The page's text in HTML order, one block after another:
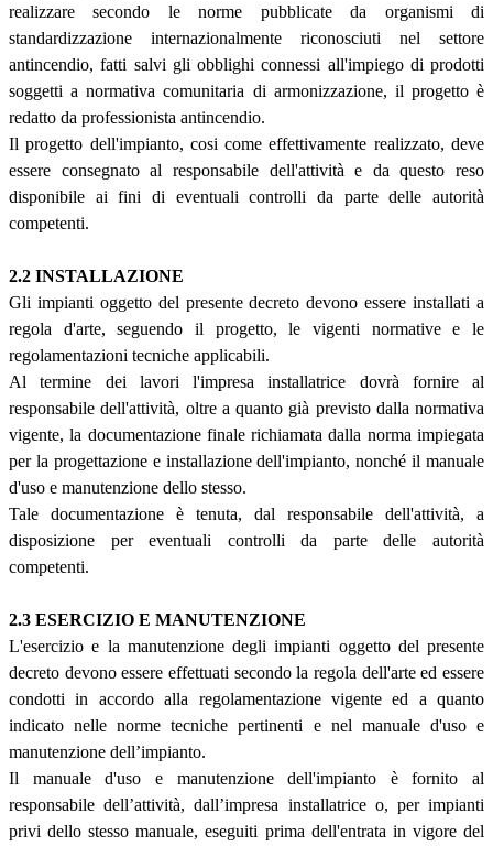
realizzare secondo le norme pubblicate da organismi di
standardizzazione internazionalmente riconosciuti nel settore
antincendio, fatti salvi gli obblighi connessi all'impiego di prodotti
soggetti a normativa comunitaria di armonizzazione, il progetto è
redatto da professionista antincendio.
Il progetto dell'impianto, cosi come effettivamente realizzato, deve
essere consegnato al responsabile dell'attività e da questo reso
disponibile ai fini di eventuali controlli da parte delle autorità
competenti.
2.2 INSTALLAZIONE
Gli impianti oggetto del presente decreto devono essere installati a
regola d'arte, seguendo il progetto, le vigenti normative e le
regolamentazioni tecniche applicabili.
Al termine dei lavori l'impresa installatrice dovrà fornire al
responsabile dell'attività, oltre a quanto già previsto dalla normativa
vigente, la documentazione finale richiamata dalla norma impiegata
per la progettazione e installazione dell'impianto, nonché il manuale
d'uso e manutenzione dello stesso.
Tale documentazione è tenuta, dal responsabile dell'attività, a
disposizione per eventuali controlli da parte delle autorità
competenti.
2.3 ESERCIZIO E MANUTENZIONE
L'esercizio e la manutenzione degli impianti oggetto del presente
decreto devono essere effettuati secondo la regola dell'arte ed essere
condotti in accordo alla regolamentazione vigente ed a quanto
indicato nelle norme tecniche pertinenti e nel manuale d'uso e
manutenzione dell’impianto.
Il manuale d'uso e manutenzione dell'impianto è fornito al
responsabile dell’attività, dall’impresa installatrice o, per impianti
privi dello stesso manuale, eseguiti prima dell'entrata in vigore del